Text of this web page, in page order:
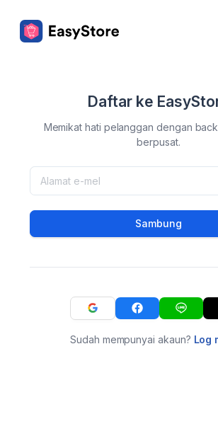
Daftar ke
Memikat hati pelanggan dengan
berpusat.
Sambung
Sudah mempunyai akaun? Log